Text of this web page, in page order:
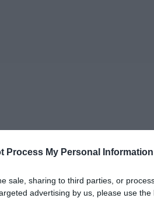
Process My Personal Information
sale, sharing to third parties, or
advertising by us, please use